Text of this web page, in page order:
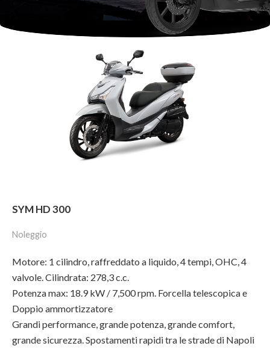
SYM HD 300
Noleggio
Motore: 1 cilindro, raffreddato a liquido, 4 tempi, OHC, 4
valvole. Cilindrata: 278,3 c.c.
Potenza max: 18.9 kW / 7,500 rpm. Forcella telescopica e
Doppio ammortizzatore
Grandi performance, grande potenza, grande comfort,
grande sicurezza. Spostamenti rapidi tra le strade di Napoli